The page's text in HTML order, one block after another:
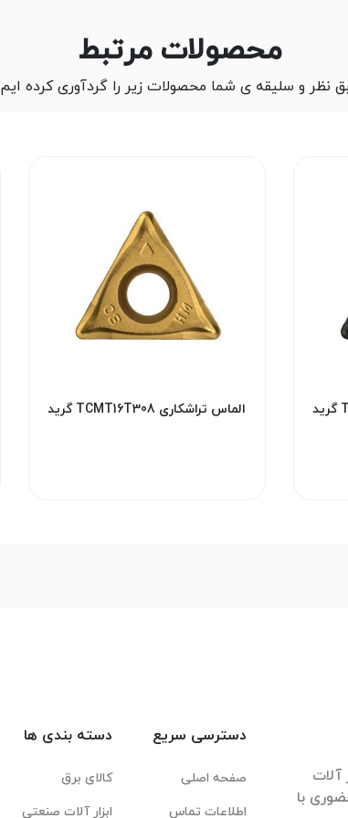
محصولات مرتبط
نظر و سلیقه ی شما محصولات زیر را گردآوری کرده ایم
الماس تراشکاری TCMT16T308 گرید
الماس تراشکاری TCMT16T308 گرید
آلات
با
دسترسی سریع
صفحه اصلی
اطلاعات تماس
دسته بندی ها
کالای برق
ابزار آلات صنعتی